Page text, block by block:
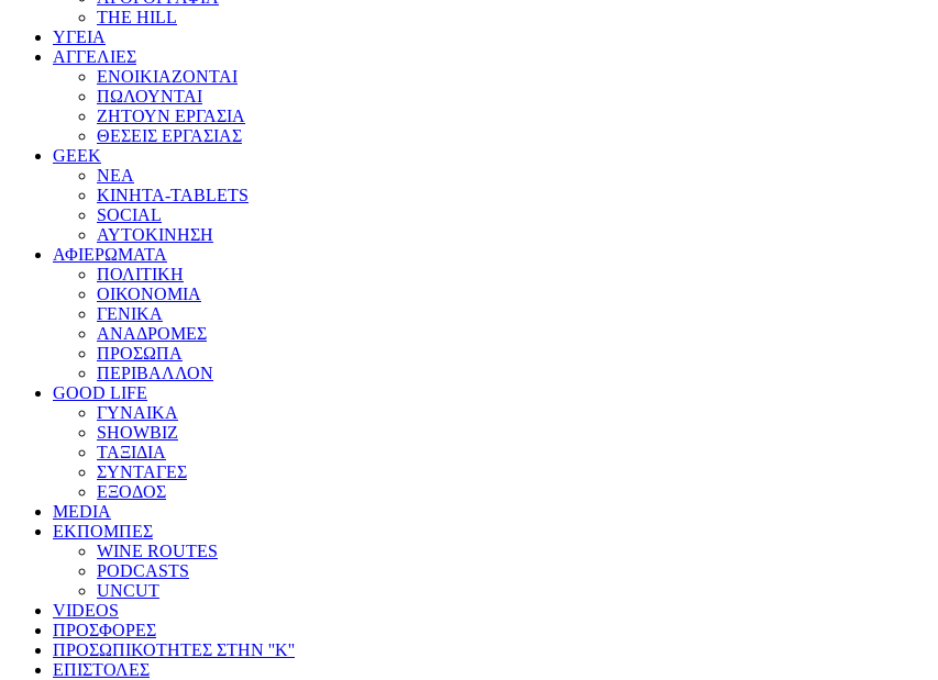
THE HILL
ΥΓΕΙΑ
ΑΓΓΕΛΙΕΣ
ΕΝΟΙΚΙΑΖΟΝΤΑΙ
ΠΩΛΟΥΝΤΑΙ
ΖΗΤΟΥΝ ΕΡΓΑΣΙΑ
ΘΕΣΕΙΣ ΕΡΓΑΣΙΑΣ
GEEK
ΝΕΑ
ΚΙΝΗΤΑ-TABLETS
SOCIAL
ΑΥΤΟΚΙΝΗΣΗ
ΑΦΙΕΡΩΜΑΤΑ
ΠΟΛΙΤΙΚΗ
ΟΙΚΟΝΟΜΙΑ
ΓΕΝΙΚΑ
ΑΝΑΔΡΟΜΕΣ
ΠΡΟΣΩΠΑ
ΠΕΡΙΒΑΛΛΟΝ
GOOD LIFE
ΓΥΝΑΙΚΑ
SHOWBIZ
ΤΑΞΙΔΙΑ
ΣΥΝΤΑΓΕΣ
ΕΞΟΔΟΣ
MEDIA
ΕΚΠΟΜΠΕΣ
WINE ROUTES
PODCASTS
UNCUT
VIDEOS
ΠΡΟΣΦΟΡΕΣ
ΠΡΟΣΩΠΙΚΟΤΗΤΕΣ ΣΤΗΝ ''Κ''
ΕΠΙΣΤΟΛΕΣ